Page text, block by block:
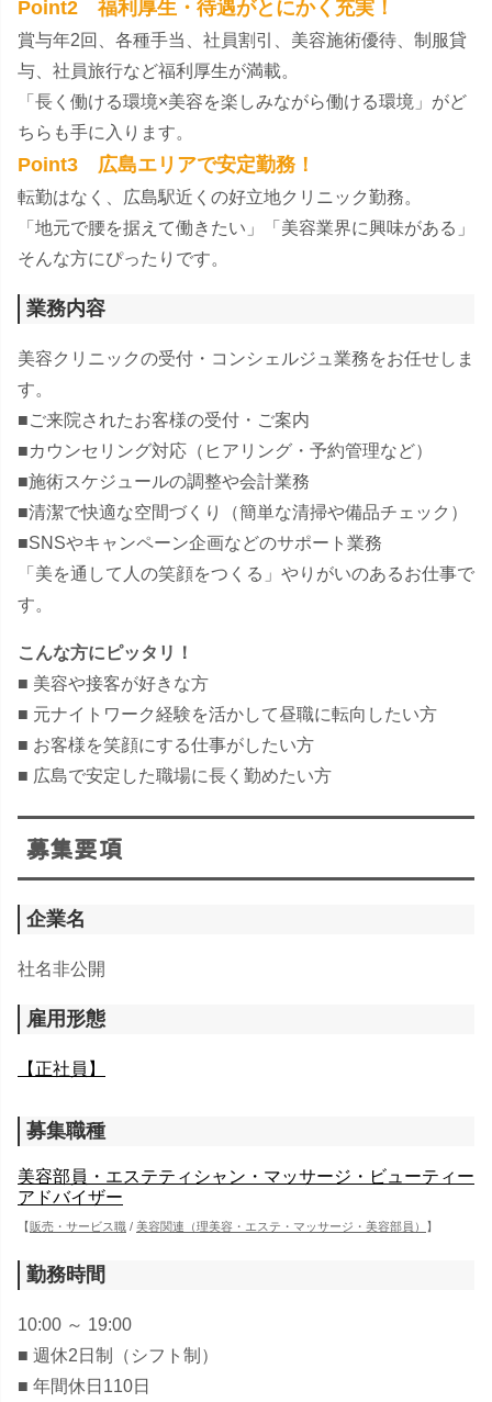
Point2 福利厚生・待遇がとにかく充実！
賞与年2回、各種手当、社員割引、美容施術優待、制服貸
与、社員旅行など福利厚生が満載。
「長く働ける環境×美容を楽しみながら働ける環境」がど
ちらも手に入ります。
Point3 広島エリアで安定勤務！
転勤はなく、広島駅近くの好立地クリニック勤務。
「地元で腰を据えて働きたい」「美容業界に興味がある」
そんな方にぴったりです。
業務内容
美容クリニックの受付・コンシェルジュ業務をお任せしま
す。
■ご来院されたお客様の受付・ご案内
■カウンセリング対応（ヒアリング・予約管理など）
■施術スケジュールの調整や会計業務
■清潔で快適な空間づくり（簡単な清掃や備品チェック）
■SNSやキャンペーン企画などのサポート業務
「美を通して人の笑顔をつくる」やりがいのあるお仕事で
す。
こんな方にピッタリ！
■ 美容や接客が好きな方
■ 元ナイトワーク経験を活かして昼職に転向したい方
■ お客様を笑顔にする仕事がしたい方
■ 広島で安定した職場に長く勤めたい方
募集要項
企業名
社名非公開
雇用形態
【正社員】
募集職種
美容部員・エステティシャン・マッサージ・ビューティー
アドバイザー
【販売・サービス職 / 美容関連（理美容・エステ・マッサージ・美容部員） 】
勤務時間
10:00 ～ 19:00
■ 週休2日制（シフト制）
■ 年間休日110日